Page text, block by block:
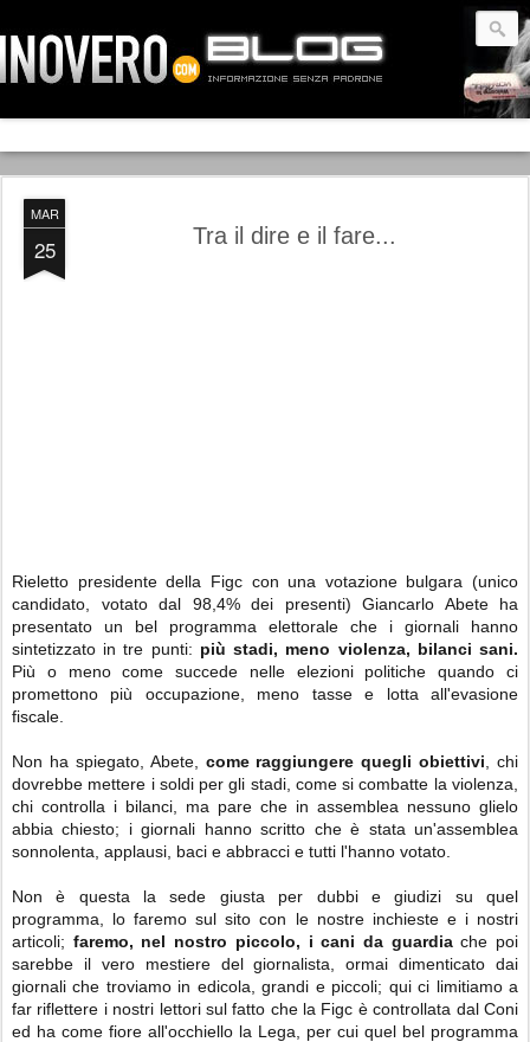
MAR
25 Tra il dire e il fare...
Rieletto presidente della Figc con una votazione bulgara (unico
candidato, votato dal 98,4% dei presenti) Giancarlo Abete ha
presentato un bel programma elettorale che i giornali hanno
sintetizzato in tre punti: più stadi, meno violenza, bilanci sani.
Più o meno come succede nelle elezioni politiche quando ci
promettono più occupazione, meno tasse e lotta all'evasione
fiscale.
Non ha spiegato, Abete, come raggiungere quegli obiettivi , chi
dovrebbe mettere i soldi per gli stadi, come si combatte la violenza,
chi controlla i bilanci, ma pare che in assemblea nessuno glielo
abbia chiesto; i giornali hanno scritto che è stata un'assemblea
sonnolenta, applausi, baci e abbracci e tutti l'hanno votato.
Non è questa la sede giusta per dubbi e giudizi su quel
programma, lo faremo sul sito con le nostre inchieste e i nostri
articoli; faremo, nel nostro piccolo, i cani da guardiache poi
sarebbe il vero mestiere del giornalista, ormai dimenticato dai
giornali che troviamo in edicola, grandi e piccoli; qui ci limitiamo a
far riflettere i nostri lettori sul fatto che la Figc è controllata dal Coni
ed ha come fiore all'occhiello la Lega, per cui quel bel programma